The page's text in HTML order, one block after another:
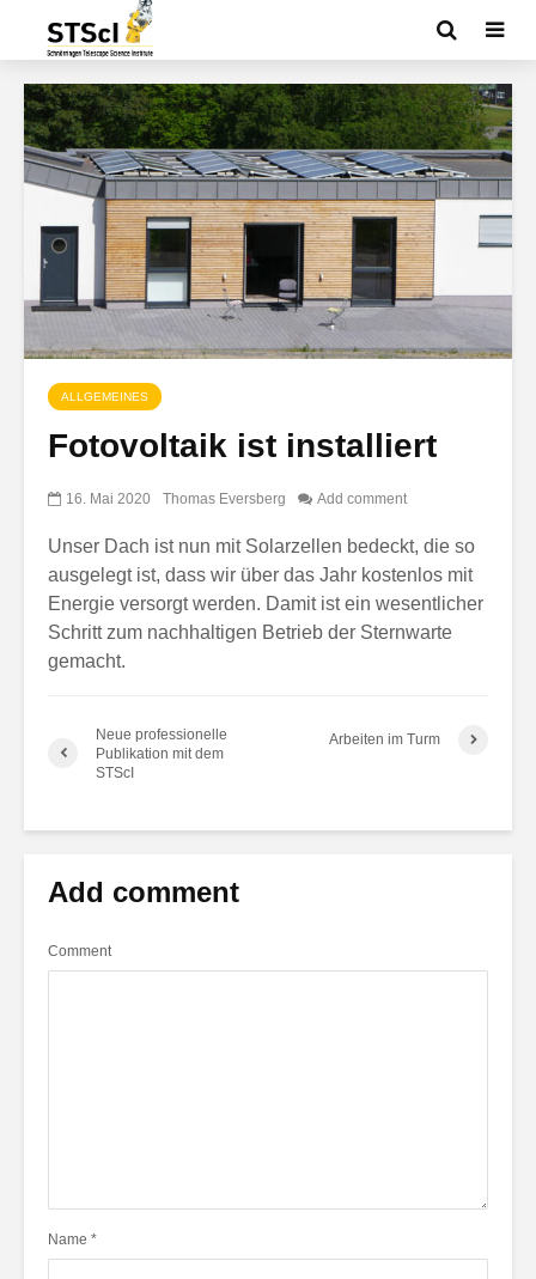
ALLGEMEINES
Fotovoltaik ist installiert
16. Mai 2020 Thomas Eversberg Add comment
Unser Dach ist nun mit Solarzellen bedeckt, die so
ausgelegt ist, dass wir über das Jahr kostenlos mit
Energie versorgt werden. Damit ist ein wesentlicher
Schritt zum nachhaltigen Betrieb der Sternwarte
gemacht.
Neue professionelle
Publikation mit dem
STScI
Arbeiten im Turm
Add comment
Comment
Name *